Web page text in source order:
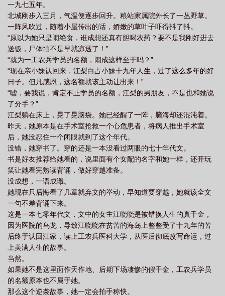
去！ ：小江医生，您家水用完了吧？我这就给您挑去。 ：
小江医生，这是刚打上来的龙虾，您瞧瞧，可新鲜嘞。 渐渐
的，江梨在岛上的名气越来越高，最后还赶上了高考改革还一举考
上了大学。 得知消息，刚被赶出学校的江晓晓愤恨的咬下
唇。 明明梦中，她在岛上被排挤，过的异常可怜，凭什么江梨
生活可以这么滋润！ 更可恨的是，若干年后，那一双令江晓晓
嫌弃的拖油瓶弟妹，一个成为了华国首富，另一个则成为了受人尊
敬的核潜艇科研专家。 * * 海岛上有个守备军区，江梨每
天都能够听见起床号角声。有次，她撞见一肩膀被鲜血渗透作训服
的男人，帮忙给他清裡伤口的时候，男人始终冷静一言未发。
她不由好奇的打量了一眼。 听闻，男人便是军区赫赫有名的阎
王团长，带兵如铁，年纪轻轻便战功累累，晋升速度比导弹还
快。 更有传言，男人至今不愿相亲是因为性冷淡，对女人没兴
趣。 江梨没理会这些传闻，待男人受了伤来卫生院处理时，她
每次都处理的极为仔细。 直到某天，江梨被安排去参加相亲
会，听着二婚男讲了半天要她如何养孩子，江梨白嫩的手忍不住掩
唇打了个呵欠。 下一秒—— “砰！” 椅子翻倒，眼见喋喋
不休的二婚男被一只骨节分明的手直接拎了起来。 紧跟着一股
冷肃的气息靠近。 江梨抬眸就对上男人深邃沉稳的眸子。他
说：“插个队。” 程景川穿着非常正式白色的军服身姿挺拔，落座
后面容冷肃，就好像下一秒人就要上战场，随时要面临着生死存
亡。工资卡和军功章被依次摆了出来。 “小江同志。” “这是
存折及我立下的荣誉，如果你愿意，我随时可以向部队打结婚报
告。” 江梨：耶？ 说好的性冷淡呢？ 直到许久后，
家中的床接连震塌了两张，江梨才揉了揉腰满脸悲愤。 什么性
冷淡啊，都是骗人哒！ 1.本文架空。
一九七五年。
北城刚步入三月，气温便逐步回升。粮站家属院外长了一丛野草。
一阵风吹过，随着小屋传出的话，娇嫩的草叶子吓得抖了抖。
“原以为她只是闹绝食，谁成想还真有胆喝农药？要不是我刚好进去
送饭，尸体怕不是早就凉透了！”
“就为一工农兵学员的名额，闹成这样至于吗？”
“现在亲小妹认回来，江梨白占小妹十九年人生，过了这么多年的好
日子。但凡感恩，这名额就该主动让出来！”
“嘘，要我说，肯定不止学员的名额，江梨的男朋友，不是也和她说
了分手？”
江梨躺在床上，晃了晃脑袋。她已经醒了一阵，脑海却还混沌着。
昨天，她原本是在手术室抢救一个心危患者，将病人推出手术室
后，她没忍住一个闭眼就到了这个年代。
没错，她穿书了。穿的还是一本没看过两眼的七十年代文。
书是好友推荐给她看的，说里面有个女配的名字和她一样，还开玩
笑让她看完熟读背诵，做好穿越准备。
没成想，一语成谶。
她现在只后悔看了几章就弃文的举动，早知道要穿越，她就该全文
一句不差背诵下来。
这是一本七零年代文，文中的女主江晓晓是被错换人生的真千金，
因为医院的乌龙，导致江晓晓在贫苦的海岛上整整受了十九年的苦
后终于认回江家，读上工农兵医科大学，从医后彻底改写命运，过
上美满人生的故事。
当然。
如果她不是这里面作天作地、后期下场凄惨的假千金，工农兵学员
的名额原本也不属于她。
那么这个逆袭故事，她一定会拍手称快。